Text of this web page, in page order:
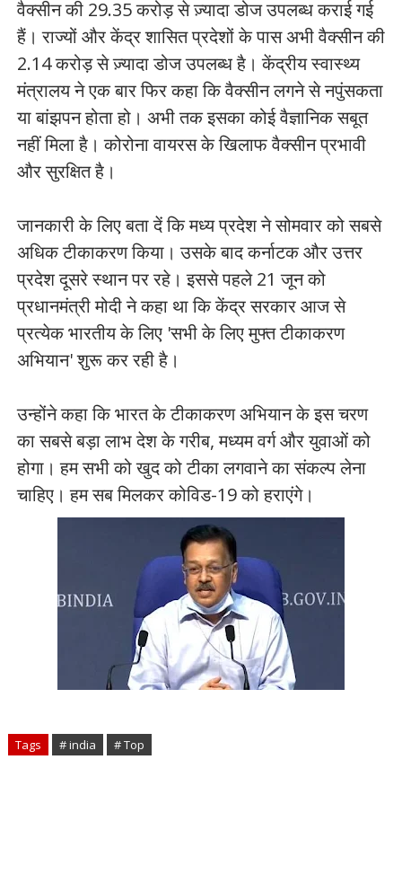
वैक्सीन की 29.35 करोड़ से ज़्यादा डोज उपलब्ध कराई गई
हैं। राज्यों और केंद्र शासित प्रदेशों के पास अभी वैक्सीन की
2.14 करोड़ से ज़्यादा डोज उपलब्ध है। केंद्रीय स्वास्थ्य
मंत्रालय ने एक बार फिर कहा कि वैक्सीन लगने से नपुंसकता
या बांझपन होता हो। अभी तक इसका कोई वैज्ञानिक सबूत
नहीं मिला है। कोरोना वायरस के खिलाफ वैक्सीन प्रभावी
और सुरक्षित है।
जानकारी के लिए बता दें कि मध्य प्रदेश ने सोमवार को सबसे
अधिक टीकाकरण किया। उसके बाद कर्नाटक और उत्तर
प्रदेश दूसरे स्थान पर रहे। इससे पहले 21 जून को
प्रधानमंत्री मोदी ने कहा था कि केंद्र सरकार आज से
प्रत्येक भारतीय के लिए 'सभी के लिए मुफ्त टीकाकरण
अभियान' शुरू कर रही है।
उन्होंने कहा कि भारत के टीकाकरण अभियान के इस चरण
का सबसे बड़ा लाभ देश के गरीब, मध्यम वर्ग और युवाओं को
होगा। हम सभी को खुद को टीका लगवाने का संकल्प लेना
चाहिए। हम सब मिलकर कोविड-19 को हराएंगे।
Tags # india # Top